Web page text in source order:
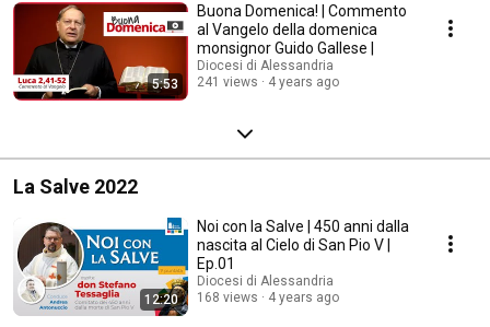
5:53
Buona Domenica! | Commento
al Vangelo della domenica
monsignor Guido Gallese |
Diocesi di Alessandria
241 views
4 years ago
La Salve 2022
12:20
Noi con la Salve | 450 anni dalla
nascita al Cielo di San Pio V |
Ep.01
Diocesi di Alessandria
168 views
4 years ago